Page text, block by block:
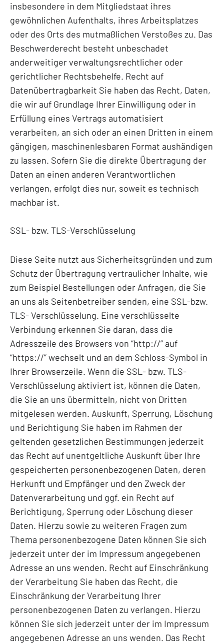
insbesondere in dem Mitgliedstaat ihres
gewöhnlichen Aufenthalts, ihres Arbeitsplatzes
oder des Orts des mutmaßlichen Verstoßes zu. Das
Beschwerderecht besteht unbeschadet
anderweitiger verwaltungsrechtlicher oder
gerichtlicher Rechtsbehelfe. Recht auf
Datenübertragbarkeit Sie haben das Recht, Daten,
die wir auf Grundlage Ihrer Einwilligung oder in
Erfüllung eines Vertrags automatisiert
verarbeiten, an sich oder an einen Dritten in einem
gängigen, maschinenlesbaren Format aushändigen
zu lassen. Sofern Sie die direkte Übertragung der
Daten an einen anderen Verantwortlichen
verlangen, erfolgt dies nur, soweit es technisch
machbar ist.
SSL- bzw. TLS-Verschlüsselung
Diese Seite nutzt aus Sicherheitsgründen und zum
Schutz der Übertragung vertraulicher Inhalte, wie
zum Beispiel Bestellungen oder Anfragen, die Sie
an uns als Seitenbetreiber senden, eine SSL-bzw.
TLS- Verschlüsselung. Eine verschlüsselte
Verbindung erkennen Sie daran, dass die
Adresszeile des Browsers von “http://” auf
“https://” wechselt und an dem Schloss-Symbol in
Ihrer Browserzeile. Wenn die SSL- bzw. TLS-
Verschlüsselung aktiviert ist, können die Daten,
die Sie an uns übermitteln, nicht von Dritten
mitgelesen werden. Auskunft, Sperrung, Löschung
und Berichtigung Sie haben im Rahmen der
geltenden gesetzlichen Bestimmungen jederzeit
das Recht auf unentgeltliche Auskunft über Ihre
gespeicherten personenbezogenen Daten, deren
Herkunft und Empfänger und den Zweck der
Datenverarbeitung und ggf. ein Recht auf
Berichtigung, Sperrung oder Löschung dieser
Daten. Hierzu sowie zu weiteren Fragen zum
Thema personenbezogene Daten können Sie sich
jederzeit unter der im Impressum angegebenen
Adresse an uns wenden. Recht auf Einschränkung
der Verarbeitung Sie haben das Recht, die
Einschränkung der Verarbeitung Ihrer
personenbezogenen Daten zu verlangen. Hierzu
können Sie sich jederzeit unter der im Impressum
angegebenen Adresse an uns wenden. Das Recht